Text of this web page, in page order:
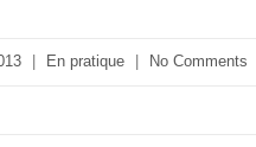
En pratique No Comments